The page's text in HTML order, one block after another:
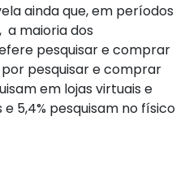
ainda que, em períodos
maioria dos
pesquisar e comprar
pesquisar e comprar
em lojas virtuais e
5,4% pesquisam no físico